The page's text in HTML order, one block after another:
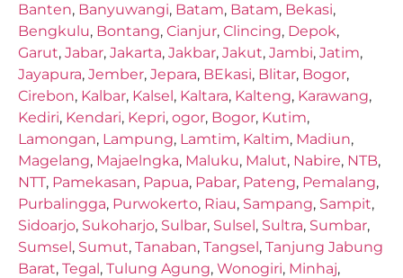
Banten, Banyuwangi, Batam, Batam, Bekasi,
Bengkulu, Bontang, Cianjur, Clincing, Depok,
Garut, Jabar, Jakarta, Jakbar, Jakut, Jambi, Jatim,
Jayapura, Jember, Jepara, BEkasi, Blitar, Bogor,
Cirebon, Kalbar, Kalsel, Kaltara, Kalteng, Karawang,
Kediri, Kendari, Kepri, ogor, Bogor, Kutim,
Lamongan, Lampung, Lamtim, Kaltim, Madiun,
Magelang, Majaelngka, Maluku, Malut, Nabire, NTB,
NTT, Pamekasan, Papua, Pabar, Pateng, Pemalang,
Purbalingga, Purwokerto, Riau, Sampang, Sampit,
Sidoarjo, Sukoharjo, Sulbar, Sulsel, Sultra, Sumbar,
Sumsel, Sumut, Tanaban, Tangsel, Tanjung Jabung
Barat, Tegal, Tulung Agung, Wonogiri, Minhaj,